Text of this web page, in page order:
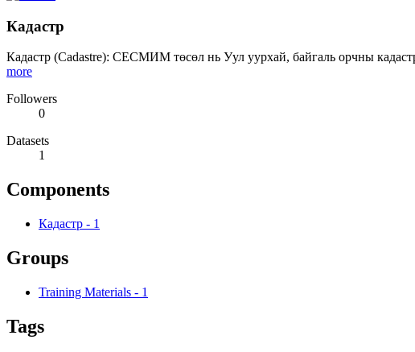
Кадастр
Кадастр (Cadastre): СЕСМИМ төсөл нь Уул уурхай, байгаль орчны
more
Followers
0
Datasets
1
Components
Кадастр - 1
Groups
Training Materials - 1
Tags